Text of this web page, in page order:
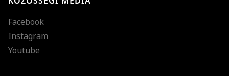
Facebook
Instagram
Youtube